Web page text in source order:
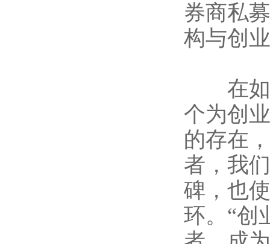
券商私
构与创
在如
个为创
的存在
者，我
碑，也
环。“创